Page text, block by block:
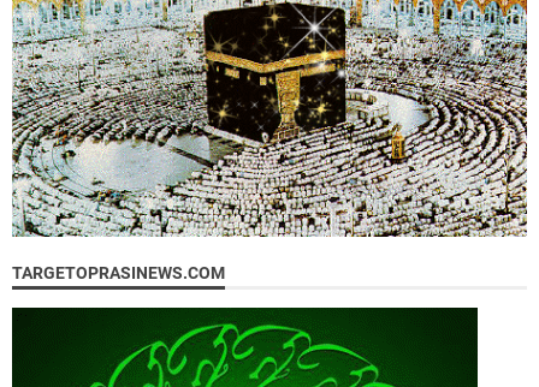
TARGETOPRASINEWS.COM